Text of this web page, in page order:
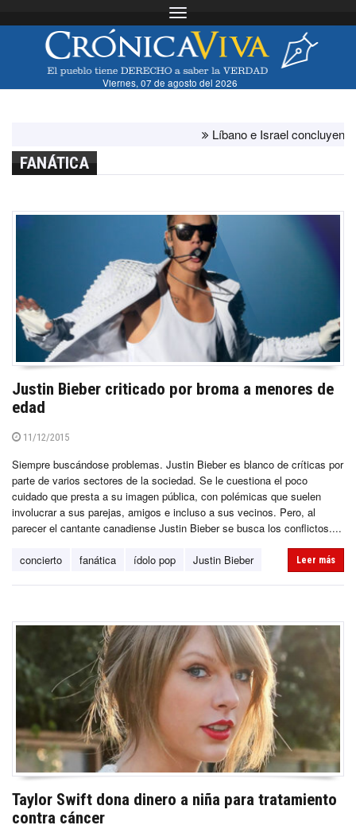
Toggle navigation
Viernes, 07 de agosto del 2026
Líbano e Israel concluyen
FANÁTICA
Justin Bieber criticado por broma a menores de
edad
11/12/2015
Siempre buscándose problemas. Justin Bieber es blanco de críticas por
parte de varios sectores de la sociedad. Se le cuestiona el poco
cuidado que presta a su imagen pública, con polémicas que suelen
involucrar a sus parejas, amigos e incluso a sus vecinos. Pero, al
parecer el cantante canadiense Justin Bieber se busca los conflictos....
concierto fanática ídolo pop Justin Bieber Leer más
Taylor Swift dona dinero a niña para tratamiento
contra cáncer